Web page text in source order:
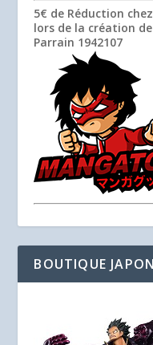
5€ de Réduction
lors de la création
Parrain 1942107
BOUTIQUE JAPON